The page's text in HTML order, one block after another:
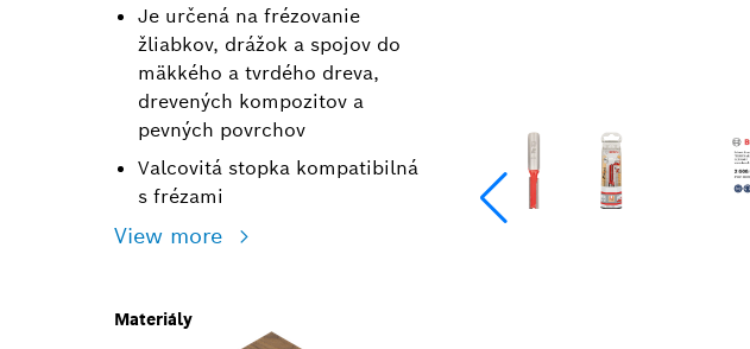
Je určená na frézovanie
žliabkov, drážok a spojov do
mäkkého a tvrdého dreva,
drevených kompozitov a
pevných povrchov
Valcovitá stopka kompatibilná
s frézami
View more
Materiály